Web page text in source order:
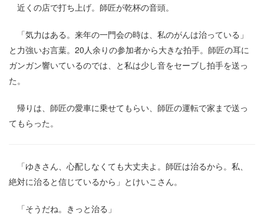
近くの店で打ち上げ。師匠が乾杯の音頭。
「気力はある。来年の一門会の時は、私のがんは治っている」
と力強いお言葉。20人余りの参加者から大きな拍手。師匠の耳に
ガンガン響いているのでは、と私は少し音をセーブし拍手を送っ
た。
帰りは、師匠の愛車に乗せてもらい、師匠の運転で家まで送っ
てもらった。
「ゆきさん、心配しなくても大丈夫よ。師匠は治るから。私、
絶対に治ると信じているから」とけいこさん。
「そうだね。きっと治る」